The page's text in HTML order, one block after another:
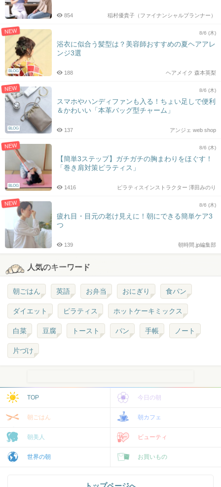
稲村優貴子（ファイナンシャルプランナー）
854
NEW
BLOG
8/6 (木)
浴衣に似合う髪型は？美容師おすすめの夏ヘアアレ
ンジ3選
ヘアメイク 森本英梨
188
NEW
BLOG
8/6 (木)
スマホやハンディファンも入る！ちょい足しで便利
＆かわいい「本革バッグ型チャーム」
アンジェ web shop
137
NEW
BLOG
8/6 (木)
【簡単3ステップ】ガチガチの胸まわりをほぐす！
「巻き肩対策ピラティス」
ピラティスインストラクター 澤田みのり
1416
NEW 8/6 (木)
疲れ目・目元の老け見えに！朝にできる簡単ケア3
つ
朝時間.jp編集部
139
人気のキーワード
朝ごはん 英語 お弁当 おにぎり 食パン
ダイエット ピラティス ホットケーキミックス
白菜 豆腐 トースト パン 手帳 ノート
片づけ
TOP 今日の朝
朝ごはん 朝カフェ
朝美人 ビューティ
世界の朝 お買いもの